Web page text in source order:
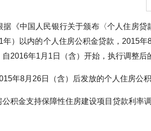
中国人民银行关于颁布〈个人住房贷
年）以内的个人住房公积金贷款，2015
自2016年1月1日（含）开始，执行调整
8月26日（含）后发放的个人住房公积
金支持保障性住房建设项目贷款利率